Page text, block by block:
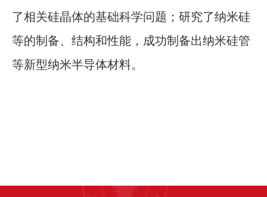
了相关硅晶体的基础科学问题；研究了纳米硅
等的制备、结构和性能，成功制备出纳米硅管
等新型纳米半导体材料。